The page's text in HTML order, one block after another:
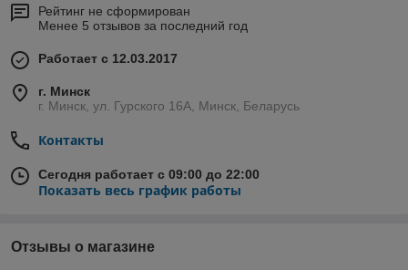
Рейтинг не сформирован
Менее 5 отзывов за последний год
Работает с 12.03.2017
г. Минск
г. Минск, ул. Гурского 16А, Минск, Беларусь
Контакты
Сегодня работает с 09:00 до 22:00
Показать весь график работы
Отзывы о магазине